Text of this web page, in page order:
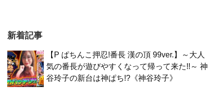
新着記事
【P ぱちんこ押忍!番長 漢の頂 99ver.】～大人
気の番長が遊びやすくなって帰って来た!!～ 神
谷玲子の新台は神ぱち!?《神谷玲子》